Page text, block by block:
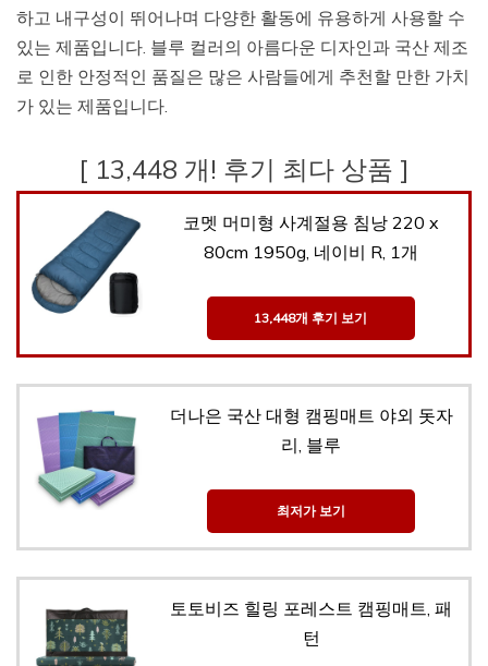
하고 내구성이 뛰어나며 다양한 활동에 유용하게 사용할 수
있는 제품입니다. 블루 컬러의 아름다운 디자인과 국산 제조
로 인한 안정적인 품질은 많은 사람들에게 추천할 만한 가치
가 있는 제품입니다.
[ 13,448 개! 후기 최다 상품 ]
코멧 머미형 사계절용 침낭 220 x
80cm 1950g, 네이비 R, 1개
13,448개 후기 보기
더나은 국산 대형 캠핑매트 야외 돗자
리, 블루
최저가 보기
토토비즈 힐링 포레스트 캠핑매트, 패
턴